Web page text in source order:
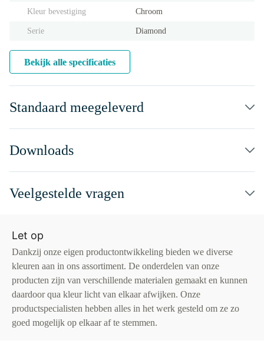
Kleur bevestiging Chroom
Serie Diamond
Bekijk alle specificaties
Standaard meegeleverd
Downloads
Veelgestelde vragen
Let op
Dankzij onze eigen productontwikkeling bieden we diverse
kleuren aan in ons assortiment. De onderdelen van onze
producten zijn van verschillende materialen gemaakt en kunnen
daardoor qua kleur licht van elkaar afwijken. Onze
productspecialisten hebben alles in het werk gesteld om ze zo
goed mogelijk op elkaar af te stemmen.